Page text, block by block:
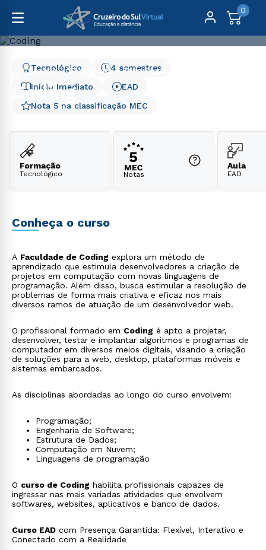
0
Graduação Engenharia e Tecnologia
Coding
Início Imediato
Nota 5 na classificação MEC
4 semestres
Tecnológico
EAD
Formação
Tecnológico Notas
Aula
EAD
Conheça o curso
A Faculdade de Coding explora um método de
aprendizado que estimula desenvolvedores a criação de
projetos em computação com novas linguagens de
programação. Além disso, busca estimular a resolução de
problemas de forma mais criativa e eficaz nos mais
diversos ramos de atuação de um desenvolvedor web.
O profissional formado em Coding é apto a projetar,
desenvolver, testar e implantar algoritmos e programas de
computador em diversos meios digitais, visando a criação
de soluções para a web, desktop, plataformas móveis e
sistemas embarcados.
As disciplinas abordadas ao longo do curso envolvem:
Programação;
Engenharia de Software;
Estrutura de Dados;
Computação em Nuvem;
Linguagens de programação
O curso de Coding habilita profissionais capazes de
ingressar nas mais variadas atividades que envolvem
softwares, websites, aplicativos e banco de dados.
Curso EAD com Presença Garantida: Flexível, Interativo e
Conectado com a Realidade